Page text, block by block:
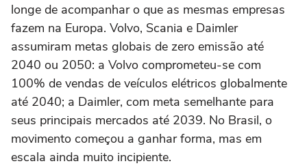
longe de acompanhar o que as mesmas empresas
fazem na Europa. Volvo, Scania e Daimler
assumiram metas globais de zero emissão até
2040 ou 2050: a Volvo comprometeu-se com
100% de vendas de veículos elétricos globalmente
até 2040; a Daimler, com meta semelhante para
seus principais mercados até 2039. No Brasil, o
movimento começou a ganhar forma, mas em
escala ainda muito incipiente.